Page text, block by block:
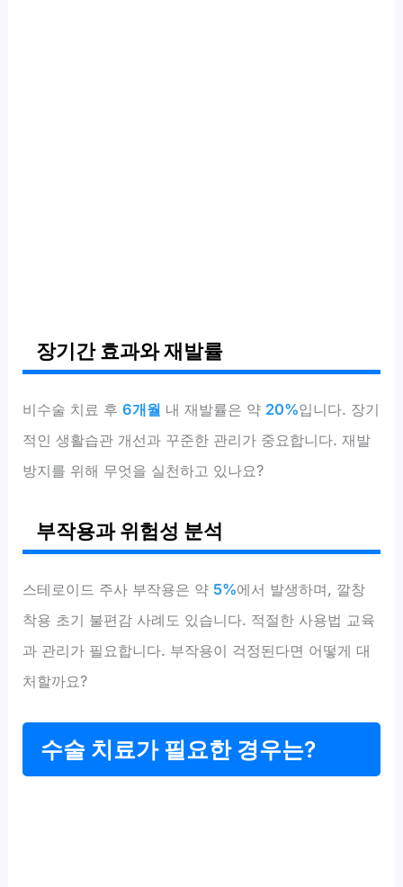
장기간 효과와 재발률
비수술 치료 후6개월 내 재발률은 약 20%입니다. 장기
적인 생활습관 개선과 꾸준한 관리가 중요합니다. 재발
방지를 위해 무엇을 실천하고 있나요?
부작용과 위험성 분석
스테로이드 주사 부작용은 약 5%에서 발생하며, 깔창
착용 초기 불편감 사례도 있습니다. 적절한 사용법 교육
과 관리가 필요합니다. 부작용이 걱정된다면 어떻게 대
처할까요?
수술 치료가 필요한 경우는?